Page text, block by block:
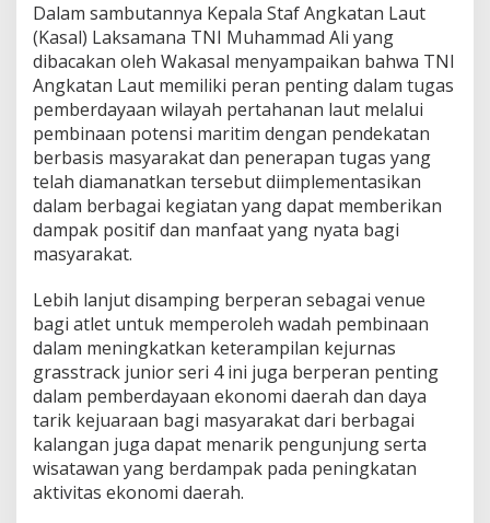
K
a
s
a
C
u
p
2
0
2
3
b
u
k
a
D
a
n
a
n
t
Dalam sambutannya Kepala Staf Angkatan Laut
(Kasal) Laksamana TNI Muhammad Ali yang
dibacakan oleh Wakasal menyampaikan bahwa TNI
Angkatan Laut memiliki peran penting dalam tugas
pemberdayaan wilayah pertahanan laut melalui
pembinaan potensi maritim dengan pendekatan
berbasis masyarakat dan penerapan tugas yang
telah diamanatkan tersebut diimplementasikan
dalam berbagai kegiatan yang dapat memberikan
dampak positif dan manfaat yang nyata bagi
masyarakat.
Lebih lanjut disamping berperan sebagai venue
bagi atlet untuk memperoleh wadah pembinaan
dalam meningkatkan keterampilan kejurnas
grasstrack junior seri 4 ini juga berperan penting
dalam pemberdayaan ekonomi daerah dan daya
tarik kejuaraan bagi masyarakat dari berbagai
kalangan juga dapat menarik pengunjung serta
wisatawan yang berdampak pada peningkatan
aktivitas ekonomi daerah.